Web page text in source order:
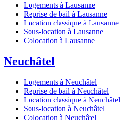
Logements à Lausanne
Reprise de bail à Lausanne
Location classique à Lausanne
Sous-location à Lausanne
Colocation à Lausanne
Neuchâtel
Logements à Neuchâtel
Reprise de bail à Neuchâtel
Location classique à Neuchâtel
Sous-location à Neuchâtel
Colocation à Neuchâtel